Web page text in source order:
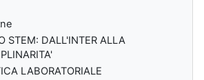
STEM: DALL'INTER ALLA
LABORATORIALE